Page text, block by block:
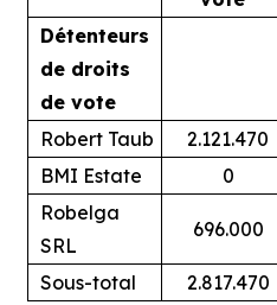
Détenteurs
de droits
de vote
Robert Taub 2.121.470
BMI Estate
0
Robelga
SRL
696.000
Sous-total 2.817.470